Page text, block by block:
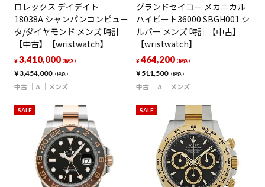
ロレックス デイデイト
18038A シャンパンコンピュー
タ/ダイヤモンド メンズ 時計
【中古】【wristwatch】
¥3,454,000（税込）
¥3,410,000（税込）
中古 A メンズ
グランドセイコー メカニカル
ハイビート36000 SBGH001 シ
ルバー メンズ 時計 【中古】
【wristwatch】
¥511,500（税込）
¥464,200（税込）
中古 A メンズ
SALE SALE